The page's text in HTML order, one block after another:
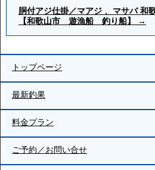
胴付アジ仕掛／マアジ 、マサバ 和
【和歌山市 遊漁船 釣り船】
→
トップページ
最新釣果
料金プラン
ご予約／お問い合せ